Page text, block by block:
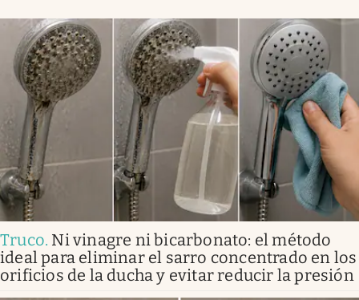
Truco. Ni vinagre ni bicarbonato: el método
ideal para eliminar el sarro concentrado en los
orificios de la ducha y evitar reducir la presión